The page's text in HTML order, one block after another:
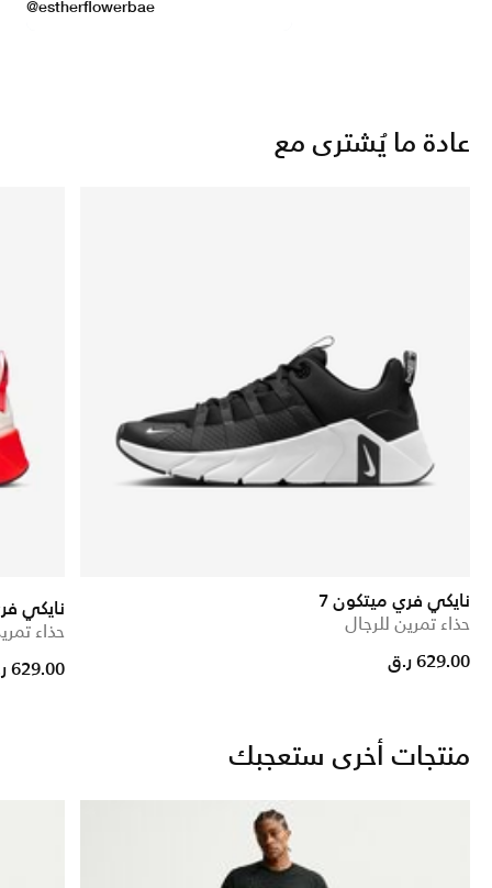
عادة ما يُشترى مع
نايكي فري ميتكون 7
حذاء تمرين للرجال
629.00 ر.ق
نايكي
حذاء
629.00 ر.ق
منتجات أخرى ستعجبك